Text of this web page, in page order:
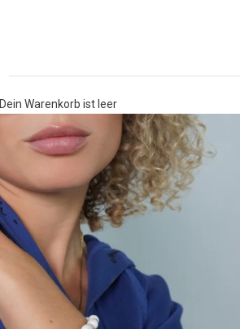
Dein Warenkorb ist leer